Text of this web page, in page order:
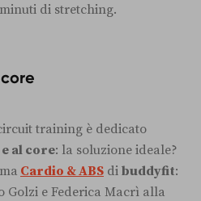
minuti di stretching.
training è dedicato
al core: la soluzione ideale?
Cardio & ABS di buddyfit:
Golzi e Federica Macrì alla